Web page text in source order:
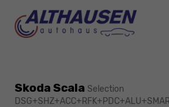
Skoda Scala Selection